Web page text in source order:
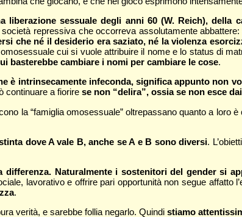
sessuale degli anni 60 (W. Reich), della
repressiva che occorreva assolutamente abbattere:
che né il desiderio era saziato, né la violenza
cui si vuole attribuire il nome e lo status di
basterebbe cambiare i nomi per cambiare le cose.
è intrinsecamente infeconda, significa appunto non
continuare a fiorire se non “delira”, ossia se non esce
la “famiglia omosessuale” oltrepassano quanto a loro
dove A vale B, anche se A e B sono diversi.
Naturalmente i sostenitori del gender si
lavorativo e offrire pari opportunità non segue affatto
.
verità, e sarebbe follia negarlo. Quindistiamo